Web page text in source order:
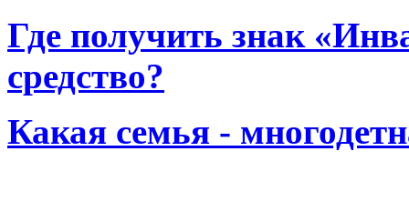
Где получить знак
средство?
Какая семья -